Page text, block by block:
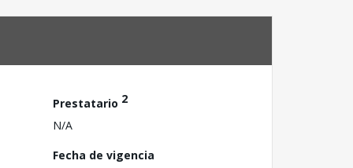
Prestatario 2
N/A
Fecha de vigencia